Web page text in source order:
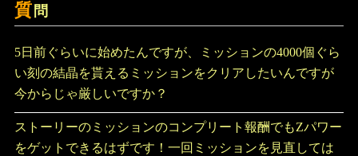
質 問
5日前ぐらいに始めたんですが、ミッションの4000個ぐら
い刻の結晶を貰えるミッションをクリアしたいんですが
今からじゃ厳しいですか？
ストーリーのミッションのコンプリート報酬でもZパワー
をゲットできるはずです！一回ミッションを見直しては